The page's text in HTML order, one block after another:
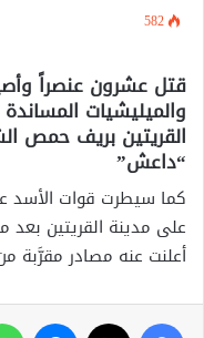
582
قتل عشرون عنصراً
والميليشيات
القريتين بريف حمص
“داعش”
كما سيطرت قوات الأسد
على مدينة القريتين
أعلنت عنه مصادر مقرَّبة
فيسبوك